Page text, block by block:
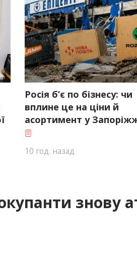
Росія б’є по бізнесу: чи
вплине це на ціни й
асортимент у
10 год. назад
знову